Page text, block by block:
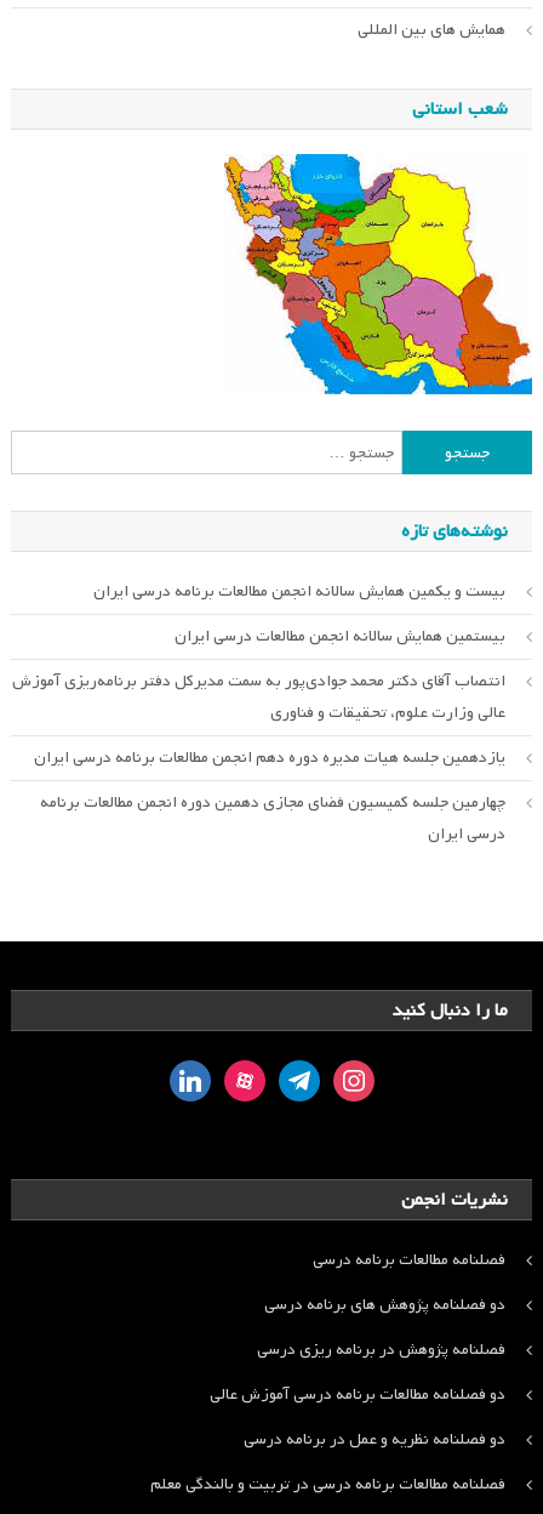
همایش های بین المللی
شعب استانی
جستجو
برای:
نوشته‌های تازه
بیست و یکمین همایش سالانه انجمن مطالعات برنامه درسی ایران
بیستمین همایش سالانه انجمن مطالعات درسی ایران
انتصاب آقای دکتر محمد جوادی‌پور به سمت مدیرکل دفتر برنامه‌ریزی آموزش
عالی وزارت علوم، تحقیقات و فناوری
یازدهمین جلسه هیات مدیره دوره دهم انجمن مطالعات برنامه درسی ایران
چهارمین جلسه کمیسیون فضای مجازی دهمین دوره انجمن مطالعات برنامه
درسی ایران
ما را دنبال کنید
instagram
telegram
aparat
linkedin
نشریات انجمن
فصلنامه مطالعات برنامه درسی
دو فصلنامه پژوهش های برنامه درسی
فصلنامه پژوهش در برنامه ریزی درسی
دو فصلنامه مطالعات برنامه درسی آموزش عالی
دو فصلنامه نظریه و عمل در برنامه درسی
فصلنامه مطالعات برنامه درسی در تربیت و بالندگی معلم